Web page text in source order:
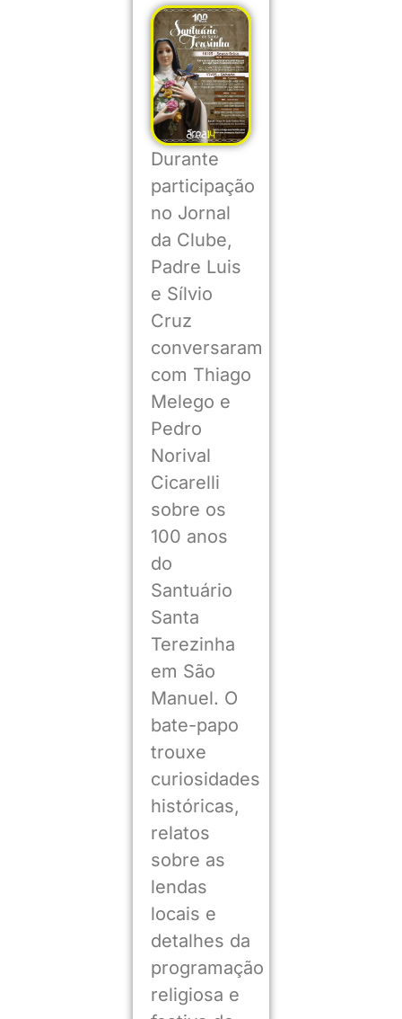
Durante
participação
no Jornal
da Clube,
Padre Luis
e Sílvio
Cruz
conversaram
com Thiago
Melego e
Pedro
Norival
Cicarelli
sobre os
100 anos
do
Santuário
Santa
Terezinha
em São
Manuel. O
bate-papo
trouxe
curiosidades
históricas,
relatos
sobre as
lendas
locais e
detalhes da
programação
religiosa e